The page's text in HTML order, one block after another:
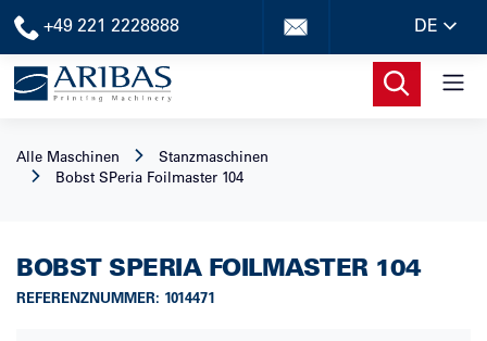
+49 221 2228888 DE
Alle Maschinen
Stanzmaschinen
Bobst SPeria Foilmaster 104
BOBST SPERIA FOILMASTER 104
REFERENZNUMMER: 1014471